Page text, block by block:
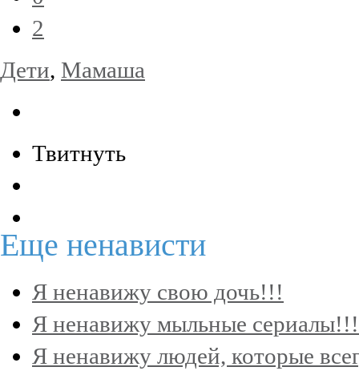
2
Дети, Мамаша
Твитнуть
Еще ненависти
Я ненавижу свою дочь!!!
Я ненавижу мыльные сериалы!!!
Я ненавижу людей, которые